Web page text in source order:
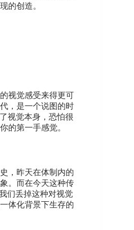
的创造。
视觉感受来得更可
，是一个说图的时
视觉本身，恐怕很
的第一手感觉。
，昨天在体制内的
。而在今天这种传
们丢掉这种对视觉
体化背景下生存的